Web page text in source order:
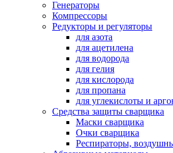
Генераторы
Компрессоры
Редукторы и регуляторы
для азота
для ацетилена
для водорода
для гелия
для кислорода
для пропана
для углекислоты и
Средства защиты сварщика
Маски сварщика
Очки сварщика
Респираторы,